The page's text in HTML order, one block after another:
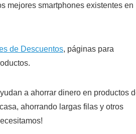
mejores smartphones existentes en
de Descuentos, páginas para
a ahorrar dinero en productos
ahorrando largas filas y otros